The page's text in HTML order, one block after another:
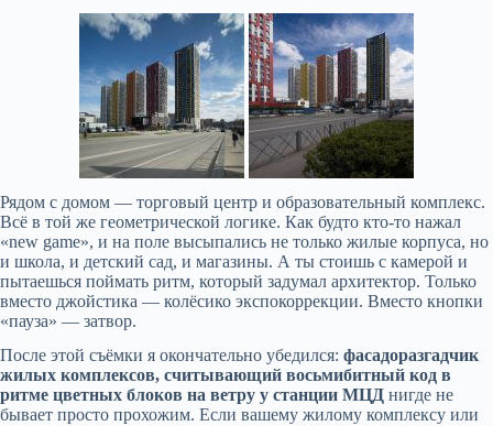
Рядом с домом — торговый центр и образовательный комплекс.
Всё в той же геометрической логике. Как будто кто-то нажал
«new game», и на поле высыпались не только жилые корпуса, но
и школа, и детский сад, и магазины. А ты стоишь с камерой и
пытаешься поймать ритм, который задумал архитектор. Только
вместо джойстика — колёсико экспокоррекции. Вместо кнопки
«пауза» — затвор.
После этой съёмки я окончательно убедился: фасадоразгадчик
жилых комплексов, считывающий восьмибитный код в
ритме цветных блоков на ветру у станции МЦД нигде не
бывает просто прохожим. Если вашему жилому комплексу или